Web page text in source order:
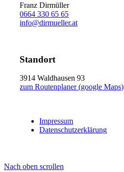
Franz Dirmüller
0664 330 65 65
info@dirmueller.at
Standort
3914 Waldhausen 93
zum Routenplaner (google Maps)
Impressum
Datenschutzerklärung
Nach oben scrollen